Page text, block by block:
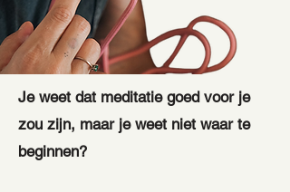
Je weet dat meditatie goed voor je
zou zijn, maar je weet niet waar te
beginnen?